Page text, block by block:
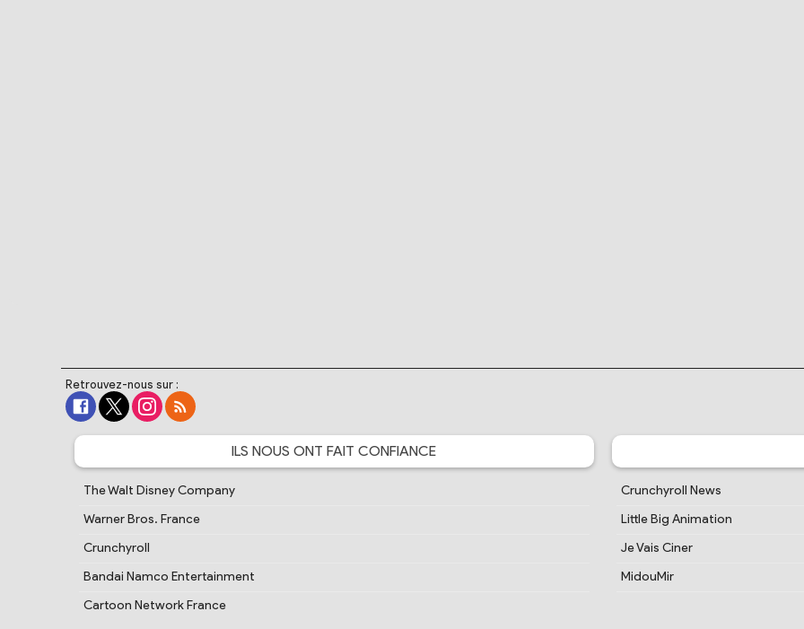
Retrouvez-nous sur :
ILS NOUS ONT FAIT CONFIANCE
The Walt Disney Company
Warner Bros. France
Crunchyroll
Bandai Namco Entertainment
Cartoon Network France
Crunchyroll News
Little Big Animation
Je Vais Ciner
MidouMir